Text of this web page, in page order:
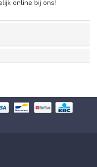
online bij ons!